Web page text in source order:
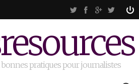
bonnes pratiques pour journalistes